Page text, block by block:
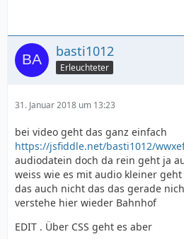
basti1012
Erleuchteter
31. Januar 2018 um 13:23
bei video geht das ganz einfach
https://jsfiddle.net/basti1012/
audiodatein doch da rein geht ja
weiss wie es mit audio kleiner
das auch nicht das das gerade
verstehe hier wieder Bahnhof
EDIT . Über CSS geht es aber